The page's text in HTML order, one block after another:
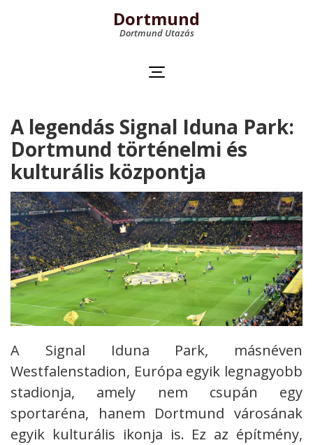
Dortmund
Dortmund Utazás
A legendás Signal Iduna Park:
Dortmund történelmi és
kulturális központja
A Signal Iduna Park, másnéven
Westfalenstadion, Európa egyik legnagyobb
stadionja, amely nem csupán egy
sportaréna, hanem Dortmund városának
egyik kulturális ikonja is. Ez az építmény,